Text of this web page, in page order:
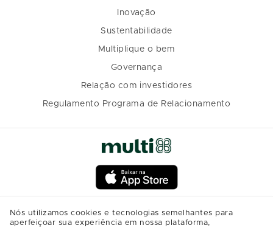
Inovação
Sustentabilidade
Multiplique o bem
Governança
Relação com investidores
Regulamento Programa de Relacionamento
Nós utilizamos cookies e tecnologias semelhantes para
aperfeiçoar sua experiência em nossa plataforma,